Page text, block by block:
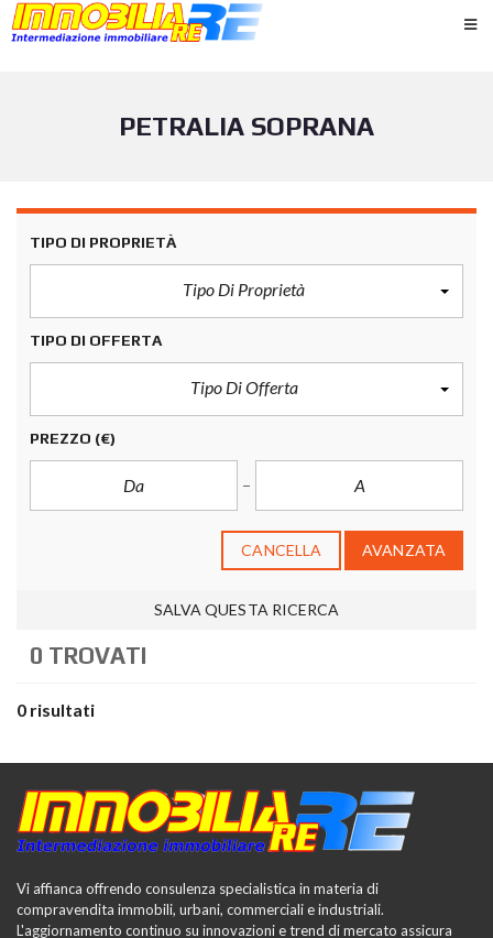
PETRALIA SOPRANA
TIPO DI PROPRIETÀ
Tipo Di Proprietà
TIPO DI OFFERTA
Tipo Di Offerta
PREZZO (€)
CANCELLA AVANZATA
SALVA QUESTA RICERCA
0 TROVATI
0 risultati
Vi affianca offrendo consulenza specialistica in materia di
compravendita immobili, urbani, commerciali e industriali.
L'aggiornamento continuo su innovazioni e trend di mercato assicura